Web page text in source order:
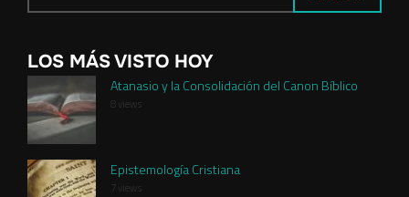
LOS MÁS VISTO HOY
Atanasio y la Consolidación del Canon Bíblico
8 views
Epistemología Cristiana
7 views